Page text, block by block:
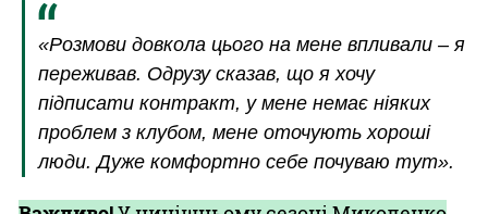
«Розмови довкола цього на мене впливали – я
переживав. Одрузу сказав, що я хочу
підписати контракт, у мене немає ніяких
проблем з клубом, мене оточують хороші
люди. Дуже комфортно себе почуваю тут».